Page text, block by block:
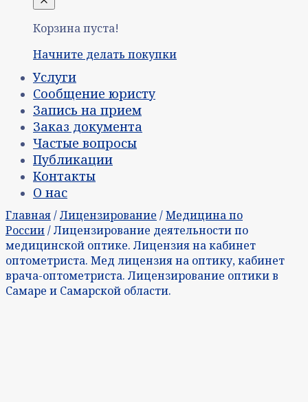
Корзина пуста!
Начните делать покупки
Услуги
Сообщение юристу
Запись на прием
Заказ документа
Частые вопросы
Публикации
Контакты
О нас
Главная/Лицензирование /Медицина по
России/ Лицензирование деятельности по
медицинской оптике. Лицензия на кабинет
оптометриста. Мед лицензия на оптику, кабинет
врача-оптометриста. Лицензирование оптики в
Самаре и Самарской области.